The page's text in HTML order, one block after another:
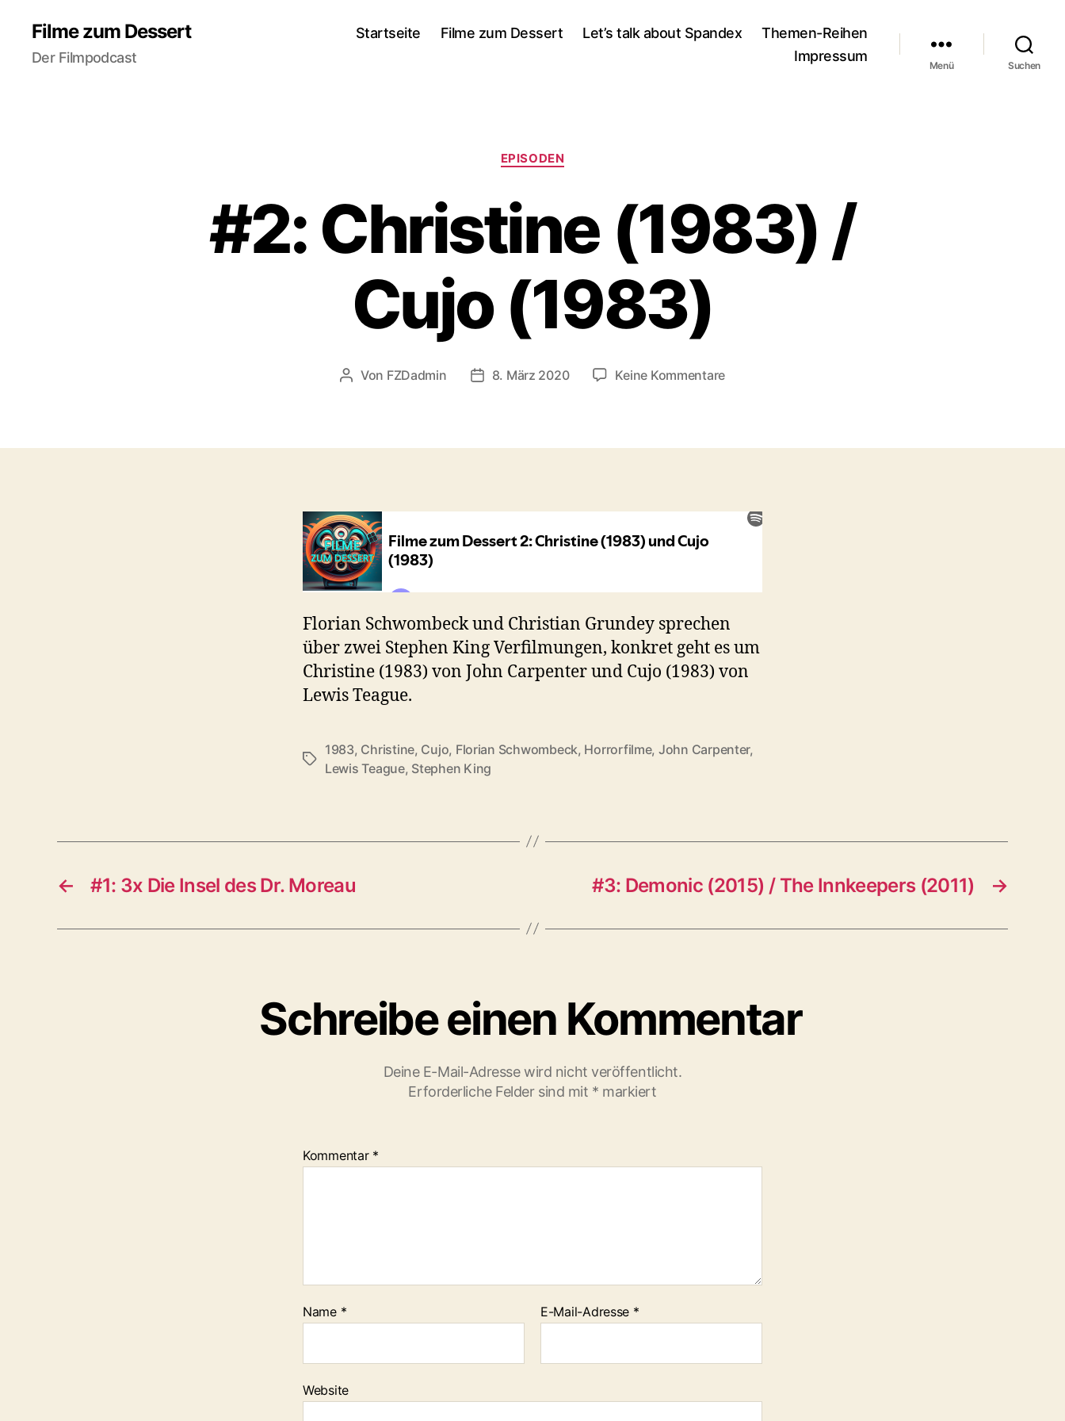
Filme zum Dessert
Der Filmpodcast
Startseite Filme zum Dessert Let’s talk about Spandex
Themen-Reihen
Impressum
Menü Suchen
Kategorien
EPISODEN
#2: Christine (1983) /
Cujo (1983)
Beitragsautor
Von FZDadmin Veröffentlichungsdatum
8. März 2020 Keine Kommentarezu
/
Florian Schwombeck und Christian Grundey sprechen
über zwei Stephen King Verfilmungen, konkret geht es um
Christine (1983) von John Carpenter und Cujo (1983) von
Lewis Teague.
Schlagwörter
1983, Christine, Cujo, Florian Schwombeck, Horrorfilme, John Carpenter,
Lewis Teague, Stephen King
← #1: 3x Die Insel des Dr. Moreau →
#3: Demonic (2015) / The Innkeepers (2011)
Schreibe einen Kommentar
Deine E-Mail-Adresse wird nicht veröffentlicht.
Erforderliche Felder sind mit * markiert
Kommentar *
Name * E-Mail-Adresse *
Website